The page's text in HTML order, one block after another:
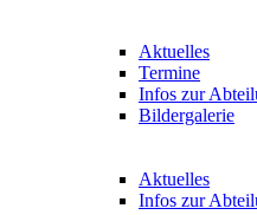
Aktuelles
Termine
Infos zur
Bildergalerie
Aktuelles
Infos zur